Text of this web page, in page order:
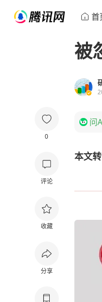
首
0
评论
收藏
分享
被
问
本文